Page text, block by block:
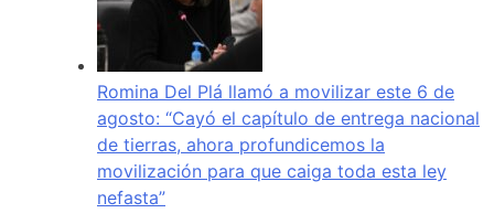
Romina Del Plá llamó a movilizar este 6 de
agosto: “Cayó el capítulo de entrega nacional
de tierras, ahora profundicemos la
movilización para que caiga toda esta ley
nefasta”